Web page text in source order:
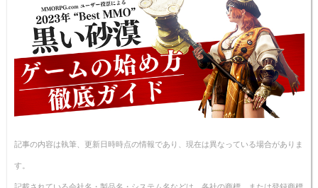
記事の内容は執筆、更新日時時点の情報であり、現在は異なっている場合がありま
す。